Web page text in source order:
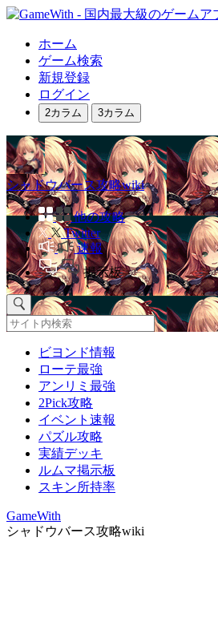
ホーム
ゲーム検索
新規登録
ログイン
2カラム 3カラム
シャドウバース攻略wiki
他の攻略
Twitter
速報
掲示板
ビヨンド情報
ローテ最強
アンリミ最強
2Pick攻略
イベント速報
パズル攻略
実績デッキ
ルムマ掲示板
スキン所持率
GameWith
シャドウバース攻略wiki